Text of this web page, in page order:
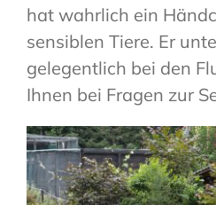
hat wahrlich ein
sensiblen Tiere. Er
gelegentlich bei den
Ihnen bei Fragen zur